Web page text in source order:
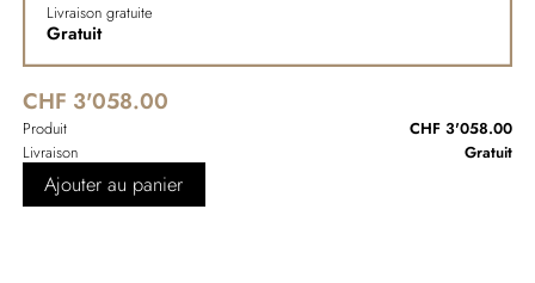
Livraison gratuite
Gratuit
CHF 3'058.00
Produit
CHF 3'058.00
Livraison
Gratuit
Ajouter au panier